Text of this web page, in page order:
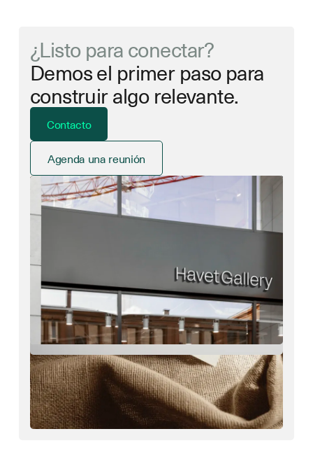
¿Listo para conectar?
Demos el primer paso para
construir algo relevante.
Contacto
Agenda una reunión